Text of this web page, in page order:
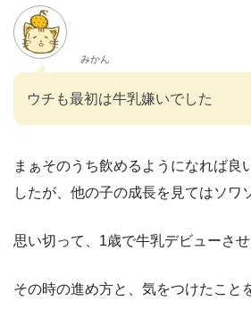
みかん
ウチも最初は牛乳嫌いでした
まぁそのうち飲めるようになれば良
したが、他の子の成長を見てはソワ
思い切って、1歳で牛乳デビューさせ
その時の進め方と、気をつけたこと